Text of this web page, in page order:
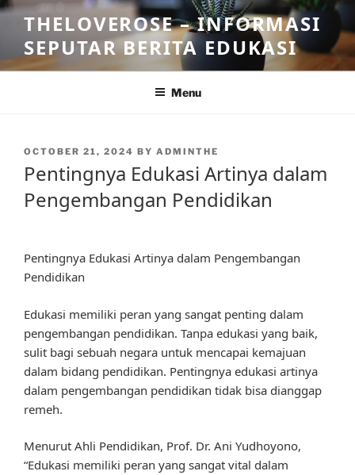
Skip
content
THELOVEROSE – INFORMASI
SEPUTAR BERITA EDUKASI
Menu
POSTED
OCTOBER 21, 2024 BY ADMINTHE
Pentingnya Edukasi Artinya dalam
Pengembangan Pendidikan
Pentingnya Edukasi Artinya dalam Pengembangan
Pendidikan
Edukasi memiliki peran yang sangat penting dalam
pengembangan pendidikan. Tanpa edukasi yang baik,
sulit bagi sebuah negara untuk mencapai kemajuan
dalam bidang pendidikan. Pentingnya edukasi artinya
dalam pengembangan pendidikan tidak bisa dianggap
remeh.
Menurut Ahli Pendidikan, Prof. Dr. Ani Yudhoyono,
“Edukasi memiliki peran yang sangat vital dalam